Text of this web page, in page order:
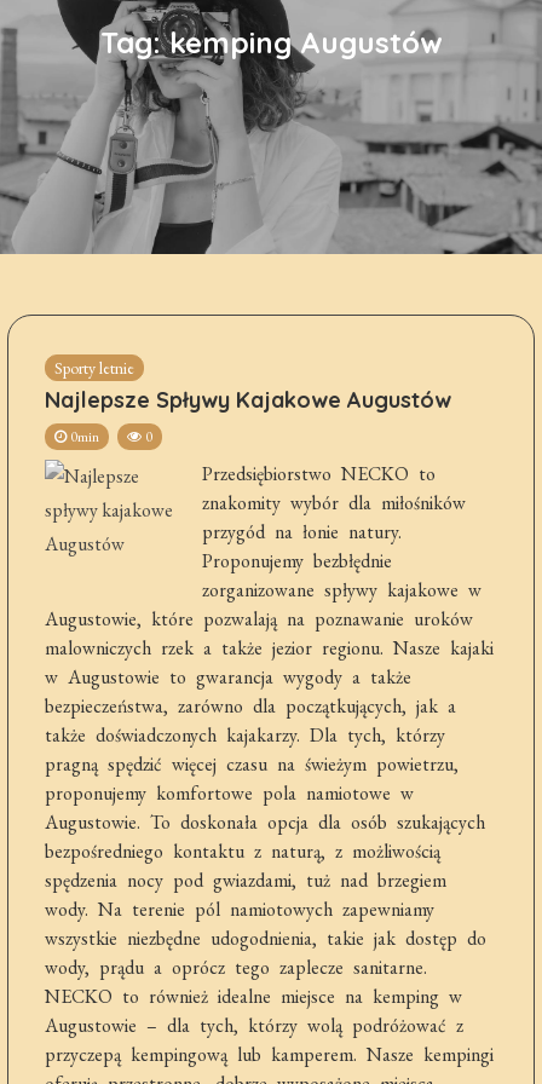
Tag:kemping Augustów
Sporty letnie
Najlepsze Spływy Kajakowe Augustów
0min 0
Przedsiębiorstwo NECKO to
znakomity wybór dla miłośników
przygód na łonie natury.
Proponujemy bezbłędnie
zorganizowane spływy kajakowe w
Augustowie, które pozwalają na poznawanie uroków
malowniczych rzek a także jezior regionu. Nasze kajaki
w Augustowie to gwarancja wygody a także
bezpieczeństwa, zarówno dla początkujących, jak a
także doświadczonych kajakarzy. Dla tych, którzy
pragną spędzić więcej czasu na świeżym powietrzu,
proponujemy komfortowe pola namiotowe w
Augustowie. To doskonała opcja dla osób szukających
bezpośredniego kontaktu z naturą, z możliwością
spędzenia nocy pod gwiazdami, tuż nad brzegiem
wody. Na terenie pól namiotowych zapewniamy
wszystkie niezbędne udogodnienia, takie jak dostęp do
wody, prądu a oprócz tego zaplecze sanitarne.
NECKO to również idealne miejsce na kemping w
Augustowie – dla tych, którzy wolą podróżować z
przyczepą kempingową lub kamperem. Nasze kempingi